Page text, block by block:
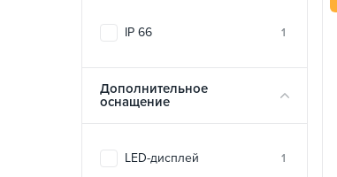
IP 66 1
Дополнительное
оснащение
LED-дисплей 1